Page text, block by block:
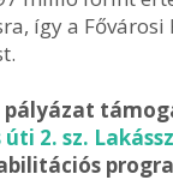
így a Fővárosi
pályázat
2. sz.